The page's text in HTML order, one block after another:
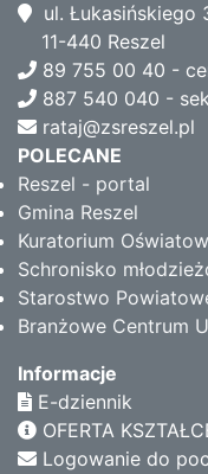
ul. Łukasińskiego
11-440 Reszel
89 755 00 40 -
887 540 040 -
rataj@zsreszel.pl
POLECANE
Reszel - portal
Gmina Reszel
Kuratorium
Schronisko
Starostwo
Branżowe Centrum
Informacje
E-dziennik
OFERTA
Logowanie do